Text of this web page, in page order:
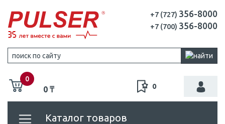
+7 (727) 356-8000
+7 (700) 356-8000
0
0 ₸ 0
Каталог товаров